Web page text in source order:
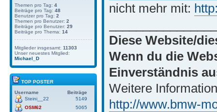
Themen pro Tag: 4
Beiträge pro Tag: 48
Benutzer pro Tag: 2
Themen pro Benutzer: 2
Beiträge pro Benutzer: 29
Beiträge pro Thema: 14
Mitglieder insgesamt: 11303
Unser neuestes Mitglied:
Michael_D
TOP POSTER
Username
Beiträge
Steini__22
5149
OSM62
5065
nicht mehr mit:
Diese Website/
Wenn du die
Einverständnis
Weitere
http://www.bmw-